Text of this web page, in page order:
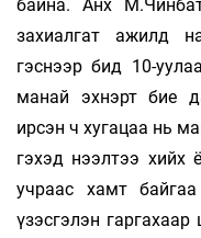
байна. Анх
захиалгат ажилд
гэснээр бид 10-
манай эхнэрт бие
ирсэн ч хугацаа нь
гэхэд нээл­тээ хийх
учраас хамт
үзэсгэлэн